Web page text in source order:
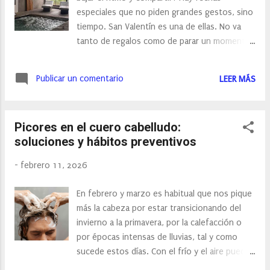
nocturna, que es cuando la piel está más
receptiva”. Paso 1: exfoliación nocturna, el
gesto más sencillo y efectivo La exfoliación
labial es el gran olvidado de la rutina facial,
mejor exfoliante? El azúcar, u...
especiales que no piden grandes gestos, sino
tiempo. San Valentín es una de ellas. No va
tanto de regalos como de parar un momento,
ya no es tan duro: los días empiezan a
mezcla convierte febrero en un mes perfecto
para escaparse en pareja. La Sierra de Aracena
otro lugar. Todo va más despacio. Los
a caminar sin mirar el reloj y el silencio tiene
algo reconfortante. En medio de ese
entorno, el Hotel Convento Aracena & Spa no
se presenta como un sitio donde hacer
muchas cosas, sino como un lugar donde
Publicar un comentario LEER MÁS
Picores en el cuero cabelludo:
soluciones y hábitos preventivos
- febrero 11, 2026
En febrero y marzo es habitual que nos pique
más la cabeza por estar transicionando del
invierno a la primavera, por la calefacción o
por épocas intensas de lluvias, tal y como
sucede estos días. Con el frío y el aire puede